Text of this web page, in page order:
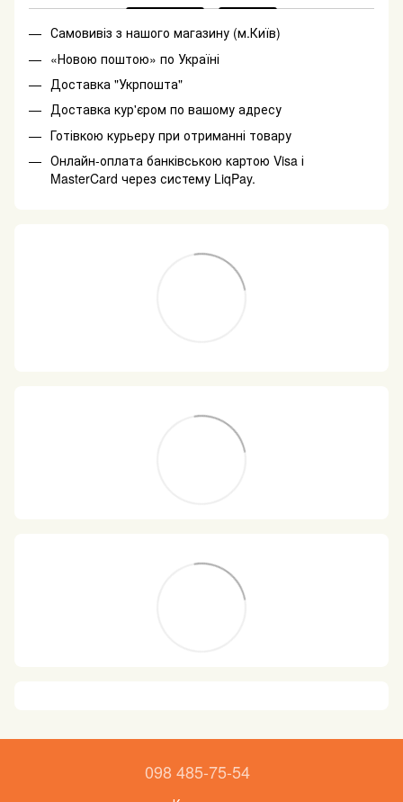
Самовивіз з нашого магазину (м.Київ)
«Новою поштою» по Україні
Доставка "Укрпошта"
Доставка кур'єром по вашому адресу
Готівкою курьеру при отриманні товару
Онлайн-оплата банківською картою Visa і
MasterCard через систему LiqPay.
098 485-75-54